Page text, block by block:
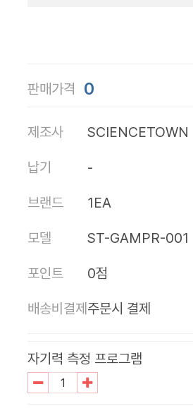
판매가격 0
제조사 SCIENCETOWN
납기 -
브랜드 1EA
모델 ST-GAMPR-001
포인트 0점
배송비결제 주문시 결제
자기력 측정 프로그램